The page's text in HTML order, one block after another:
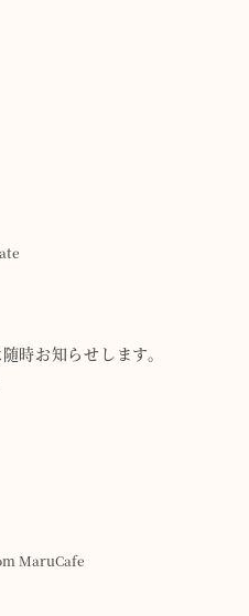
時お知らせします。
MaruCafe